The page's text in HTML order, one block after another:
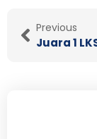
Prev
Previous